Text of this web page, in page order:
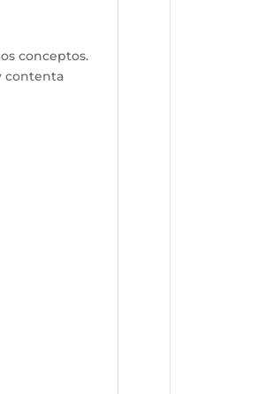
conceptos.
contenta